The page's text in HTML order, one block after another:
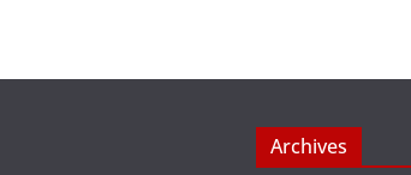
Archives